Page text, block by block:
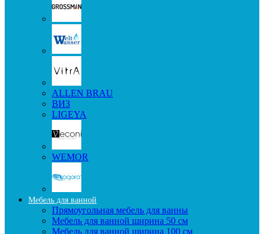
ALLEN BRAU
ВИЗ
LIGEYA
WEMOR
Мебель для ванной
Прямоугольная мебель для ванны
Мебель для ванной ширина 50 см
Мебель для ванной ширина 100 см